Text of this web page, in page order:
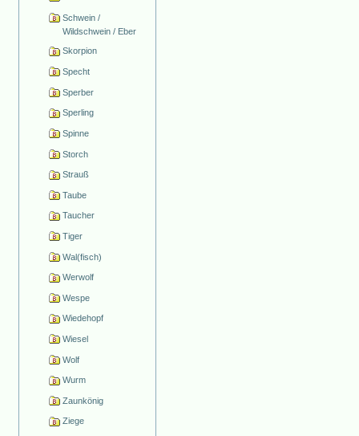
Schwein /
Wildschwein / Eber
Skorpion
Specht
Sperber
Sperling
Spinne
Storch
Strauß
Taube
Taucher
Tiger
Wal(fisch)
Werwolf
Wespe
Wiedehopf
Wiesel
Wolf
Wurm
Zaunkönig
Ziege